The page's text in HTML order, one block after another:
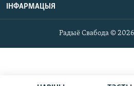
ІНФАРМАЦЫЯ
Радыё Свабода ©